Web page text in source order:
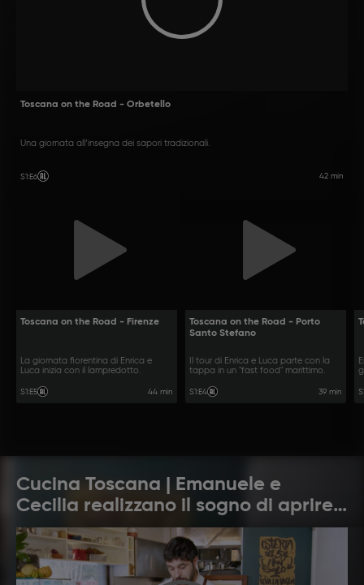
Toscana on the Road - Orbetello
Una giornata all’insegna dei sapori tradizionali.
S1 :E6 42 min
Toscana on the Road - Firenze
La giornata fiorentina di Enrica e
Luca inizia con il lampredotto.
S1 :E5 44 min
Toscana on the Road - Porto
Santo Stefano
Il tour di Enrica e Luca parte con la
tappa in un "fast food" marittimo.
S1 :E4 39 min
Cucina Toscana | Emanuele e
Cecilia realizzano il sogno di aprire
una trattoria a Firenze